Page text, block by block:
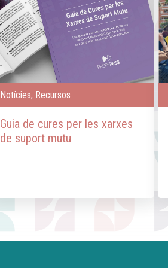
Notícies, Recursos
Guia de cures per les xarxes
de suport mutu